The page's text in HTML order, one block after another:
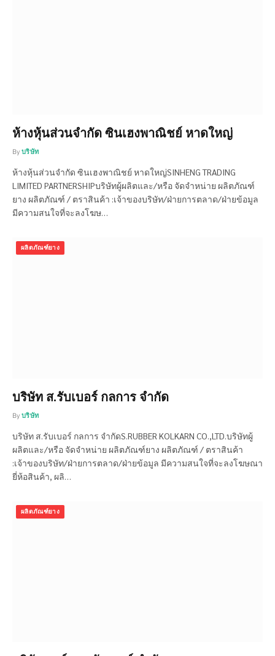
ห้างหุ้นส่วนจำกัด ซินเฮงพาณิชย์ หาดใหญ่
By บริษัท
ห้างหุ้นส่วนจำกัด ซินเฮงพาณิชย์ หาดใหญ่SINHENG TRADING
LIMITED PARTNERSHIPบริษัทผู้ผลิตและ/หรือ จัดจำหน่าย ผลิตภัณฑ์
ยาง ผลิตภัณฑ์ / ตราสินค้า :เจ้าของบริษัท/ฝ่ายการตลาด/ฝ่ายข้อมูล
มีความสนใจที่จะลงโฆษ…
ผลิตภัณฑ์ยาง
บริษัท ส.รับเบอร์ กลการ จำกัด
By บริษัท
บริษัท ส.รับเบอร์ กลการ จำกัดS.RUBBER KOLKARN CO.,LTD.บริษัทผู้
ผลิตและ/หรือ จัดจำหน่าย ผลิตภัณฑ์ยาง ผลิตภัณฑ์ / ตราสินค้า
:เจ้าของบริษัท/ฝ่ายการตลาด/ฝ่ายข้อมูล มีความสนใจที่จะลงโฆษณา
ยี่ห้อสินค้า, ผลิ…
ผลิตภัณฑ์ยาง